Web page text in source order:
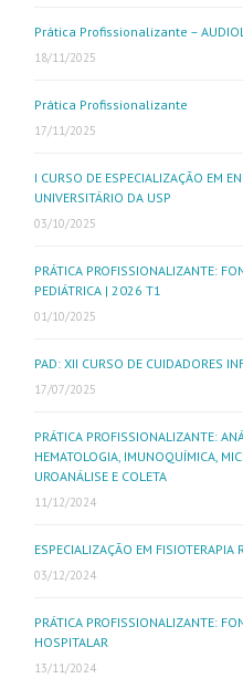
Prática Profissionalizante –
18/11/2025
Prática Profissionalizante
17/11/2025
I CURSO DE ESPECIALIZAÇÃO EM
UNIVERSITÁRIO DA USP
03/10/2025
PRÁTICA PROFISSIONALIZANTE:
PEDIÁTRICA | 2026 T1
01/10/2025
PAD: XII CURSO DE CUIDADORES
17/07/2025
PRÁTICA PROFISSIONALIZANTE:
HEMATOLOGIA, IMUNOQUÍMICA,
UROANÁLISE E COLETA
11/12/2024
ESPECIALIZAÇÃO EM
03/12/2024
PRÁTICA PROFISSIONALIZANTE:
HOSPITALAR
13/11/2024